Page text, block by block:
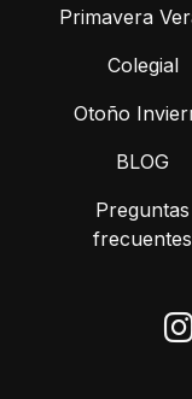
Primavera
Colegial
Otoño
BLOG
Preguntas
frecuentes